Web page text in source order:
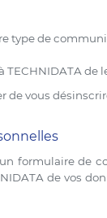
type de
vous
formulaire de
de vos